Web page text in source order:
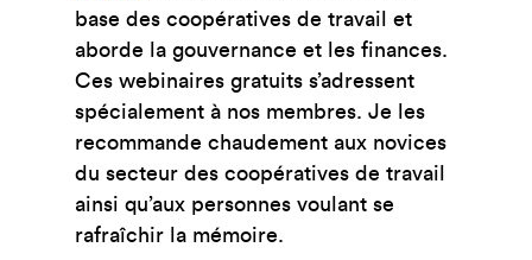
base des coopératives de travail et
aborde la gouvernance et les finances.
Ces webinaires gratuits s’adressent
spécialement à nos membres. Je les
recommande chaudement aux novices
du secteur des coopératives de travail
ainsi qu’aux personnes voulant se
rafraîchir la mémoire.